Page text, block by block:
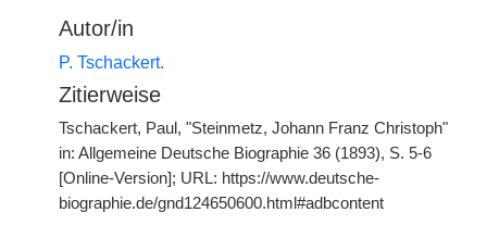
Autor/in
P. Tschackert.
Zitierweise
Tschackert, Paul, "Steinmetz, Johann Franz Christoph"
in: Allgemeine Deutsche Biographie 36 (1893), S. 5-6
[Online-Version]; URL: https://www.deutsche-
biographie.de/gnd124650600.html#adbcontent